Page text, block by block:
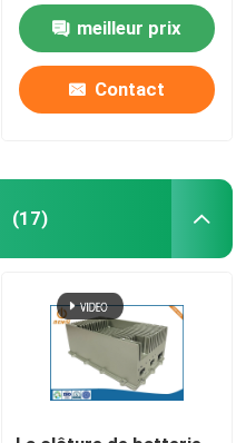
pression pour la
communication
meilleur prix
Contact
(17)